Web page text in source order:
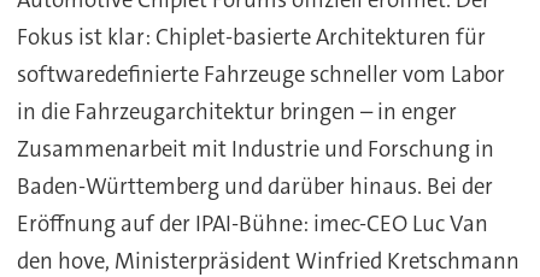
Fokus ist klar: Chiplet-basierte Architekturen für
softwaredefinierte Fahrzeuge schneller vom Labor
in die Fahrzeugarchitektur bringen – in enger
Zusammenarbeit mit Industrie und Forschung in
Baden-Württemberg und darüber hinaus. Bei der
Eröffnung auf der IPAI-Bühne: imec-CEO Luc Van
den hove, Ministerpräsident Winfried Kretschmann